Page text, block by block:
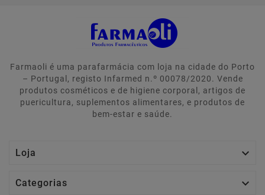
Farmaoli é uma parafarmácia com loja na cidade do Porto
– Portugal, registo Infarmed n.º 00078/2020. Vende
produtos cosméticos e de higiene corporal, artigos de
puericultura, suplementos alimentares, e produtos de
bem-estar e saúde.
Loja 
Categorias 